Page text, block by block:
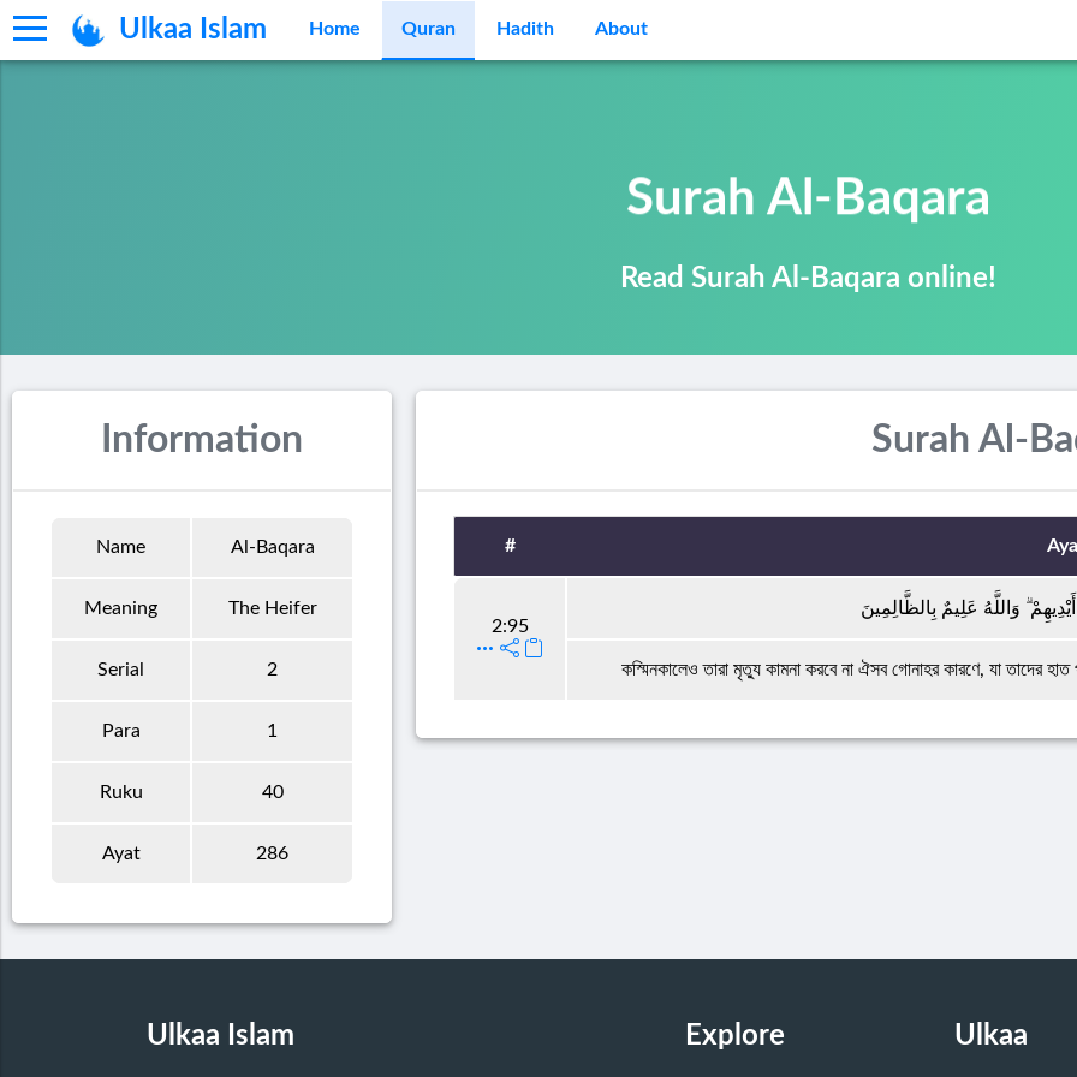
Ulkaa Islam Home Quran Hadith About
Surah Al-Baqara
Read Surah Al-Baqara online!
Information
Name Al-Baqara
Meaning The Heifer
Serial 2
Para 1
Ruku 40
Ayat 286
Surah Al-
#
2:95
وَاللَّهُ عَلِيمٌ بِالظَّالِمِينَ
কস্মিনকালেও তারা মৃত্যু কামনা করবে না ঐসব গোনাহর কারণে, যা তাদের
Ulkaa Islam Explore Ulkaa